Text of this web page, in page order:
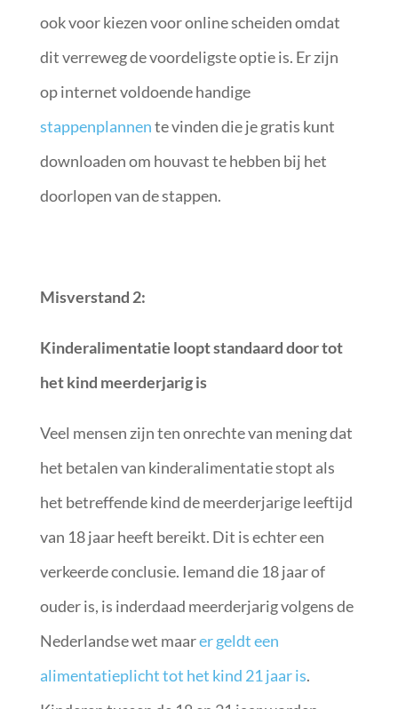
ook voor kiezen voor online scheiden omdat
dit verreweg de voordeligste optie is. Er zijn
op internet voldoende handige
stappenplannente vinden die je gratis kunt
downloaden om houvast te hebben bij het
doorlopen van de stappen.
Misverstand 2:
Kinderalimentatie loopt standaard door tot
het kind meerderjarig is
Veel mensen zijn ten onrechte van mening dat
het betalen van kinderalimentatie stopt als
het betreffende kind de meerderjarige leeftijd
van 18 jaar heeft bereikt. Dit is echter een
verkeerde conclusie. Iemand die 18 jaar of
ouder is, is inderdaad meerderjarig volgens de
Nederlandse wet maarer geldt een
alimentatieplicht tot het kind 21 jaar is.